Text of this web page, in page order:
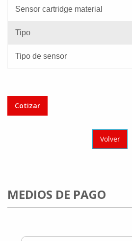
Sensor cartridge material
Tipo
Tipo de sensor
Cotizar
Volver
MEDIOS DE PAGO